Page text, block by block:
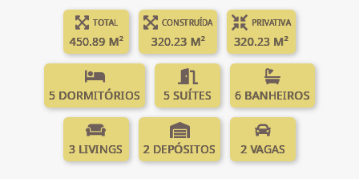
TOTAL
450.89 M²
CONSTRUÍDA
320.23 M²
PRIVATIVA
320.23 M²
5 DORMITÓRIOS 5 SUÍTES 6 BANHEIROS
3 LIVINGS 2 DEPÓSITOS 2 VAGAS